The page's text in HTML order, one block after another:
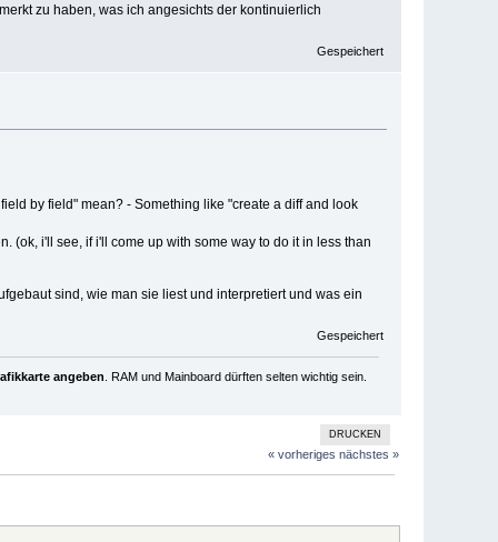
zu haben, was ich angesichts der kontinuierlich
Gespeichert
by field" mean? - Something like "create a diff and look
(ok, i'll see, if i'll come up with some way to do it in less than
sind, wie man sie liest und interpretiert und was ein
Gespeichert
angeben . RAM und Mainboard dürften selten wichtig sein.
DRUCKEN
« vorheriges nächstes »